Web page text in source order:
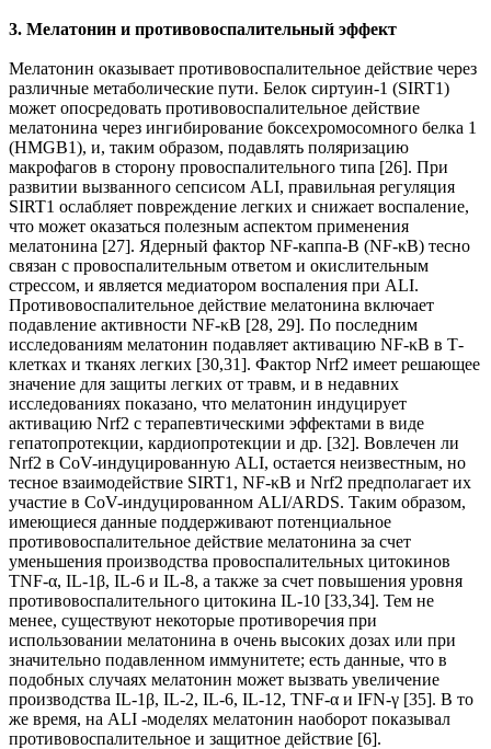
3. Мелатонин и противовоспалительный эффект
Мелатонин оказывает противовоспалительное действие через
различные метаболические пути. Белок сиртуин-1 (SIRT1)
может опосредовать противовоспалительное действие
мелатонина через ингибирование боксехромосомного белка 1
(HMGB1), и, таким образом, подавлять поляризацию
макрофагов в сторону провоспалительного типа [26]. При
развитии вызванного сепсисом ALI, правильная регуляция
SIRT1 ослабляет повреждение легких и снижает воспаление,
что может оказаться полезным аспектом применения
мелатонина [27]. Ядерный фактор NF-каппа-B (NF-κB) тесно
связан с провоспалительным ответом и окислительным
стрессом, и является медиатором воспаления при ALI.
Противовоспалительное действие мелатонина включает
подавление активности NF-κB [28, 29]. По последним
исследованиям мелатонин подавляет активацию NF-κB в Т-
клетках и тканях легких [30,31]. Фактор Nrf2 имеет решающее
значение для защиты легких от травм, и в недавних
исследованиях показано, что мелатонин индуцирует
активацию Nrf2 с терапевтическими эффектами в виде
гепатопротекции, кардиопротекции и др. [32]. Вовлечен ли
Nrf2 в CoV-индуцированную ALI, остается неизвестным, но
тесное взаимодействие SIRT1, NF-κB и Nrf2 предполагает их
участие в CoV-индуцированном ALI/ARDS. Таким образом,
имеющиеся данные поддерживают потенциальное
противовоспалительное действие мелатонина за счет
уменьшения производства провоспалительных цитокинов
TNF-α, IL-1β, IL-6 и IL-8, а также за счет повышения уровня
противовоспалительного цитокина IL-10 [33,34]. Тем не
менее, существуют некоторые противоречия при
использовании мелатонина в очень высоких дозах или при
значительно подавленном иммунитете; есть данные, что в
подобных случаях мелатонин может вызвать увеличение
производства IL-1β, IL-2, IL-6, IL-12, TNF-α и IFN-γ [35]. В то
же время, на ALI -моделях мелатонин наоборот показывал
противовоспалительное и защитное действие [6].